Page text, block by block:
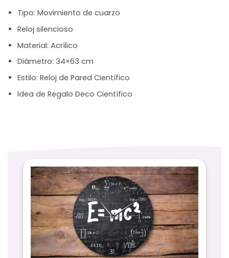
Tipo: Movimiento de cuarzo
Reloj silencioso
Material: Acrílico
Diámetro: 34×63 cm
Estilo: Reloj de Pared Científico
Idea de Regalo Deco Científico